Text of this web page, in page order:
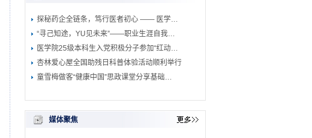
探秘药企全链条，笃行医者初心 —— 医学…
“寻己知途，YU见未来”——职业生涯自我…
医学院25级本科生入党积极分子参加“红动…
杏林爱心屋全国助残日科普体验活动顺利举行
童雪梅做客“健康中国”思政课堂分享基础…
媒体聚焦